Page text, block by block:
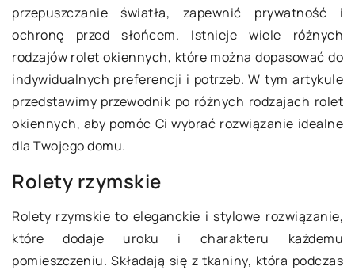
przepuszczanie światła, zapewnić prywatność i
ochronę przed słońcem. Istnieje wiele różnych
rodzajów rolet okiennych, które można dopasować do
indywidualnych preferencji i potrzeb. W tym artykule
przedstawimy przewodnik po różnych rodzajach rolet
okiennych, aby pomóc Ci wybrać rozwiązanie idealne
dla Twojego domu.
Rolety rzymskie
Rolety rzymskie to eleganckie i stylowe rozwiązanie,
które dodaje uroku i charakteru każdemu
pomieszczeniu. Składają się z tkaniny, która podczas